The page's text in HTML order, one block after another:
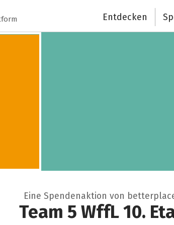
Entdecken
Eine Spendenaktion von
Team 5 WffL 10.
Schließen